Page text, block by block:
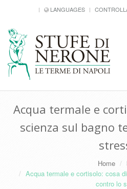
LANGUAGES
Acqua termale e
scienza sul bagno
Home
Acqua termale e cortisolo: cosa
contro lo